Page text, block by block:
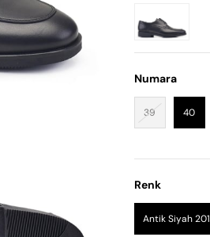
Numara
39 40
Renk
Antik Siyah 201